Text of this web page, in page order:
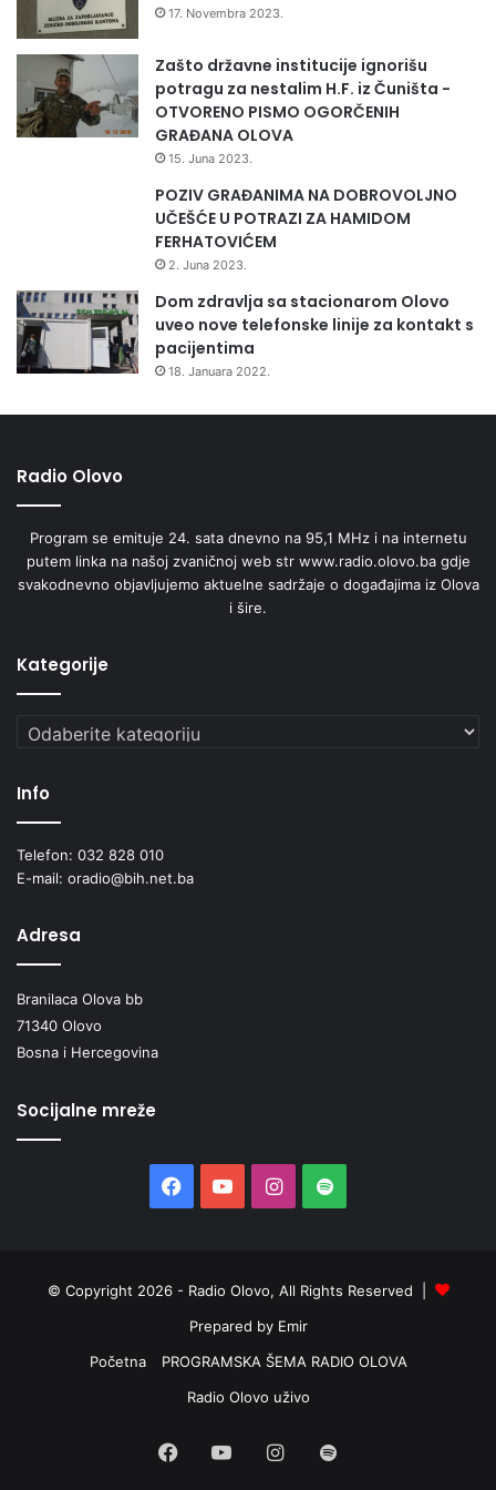
su na web stranicama Fedealnog ministarstva zdravstva i
Zavoda za javno zdravstvo FBiH.
Korisni linkovi:
https://www.zzjzfbih.ba/preporuke-u-cilju-sprjecavanja-
sirenja-respiratornih-infekcija/
https://www.zzjzfbih.ba/11993-2/
17. Novembra 2023.
Zašto državne institucije ignorišu
potragu za nestalim H.F. iz Čuništa -
OTVORENO PISMO OGORČENIH
GRAĐANA OLOVA
15. Juna 2023.
POZIV GRAĐANIMA NA DOBROVOLJNO
UČEŠĆE U POTRAZI ZA HAMIDOM
FERHATOVIĆEM
2. Juna 2023.
Dom zdravlja sa stacionarom Olovo
uveo nove telefonske linije za kontakt s
pacijentima
18. Januara 2022.
Radio Olovo
Program se emituje 24. sata dnevno na 95,1 MHz i na internetu
putem linka na našoj zvaničnoj web str www.radio.olovo.ba gdje
svakodnevno objavljujemo aktuelne sadržaje o događajima iz Olova
i šire.
Kategorije
Kategorije
Info
Telefon: 032 828 010
E-mail: oradio@bih.net.ba
Adresa
Branilaca Olova bb
71340 Olovo
Bosna i Hercegovina
Socijalne mreže
Facebook
YouTubeInstagram
Spotify
© Copyright 2026 - Radio Olovo, All Rights Reserved |
Prepared by Emir
Početna
PROGRAMSKA ŠEMA RADIO OLOVA
Radio Olovo uživo
Facebook
YouTubeInstagram
Spotify